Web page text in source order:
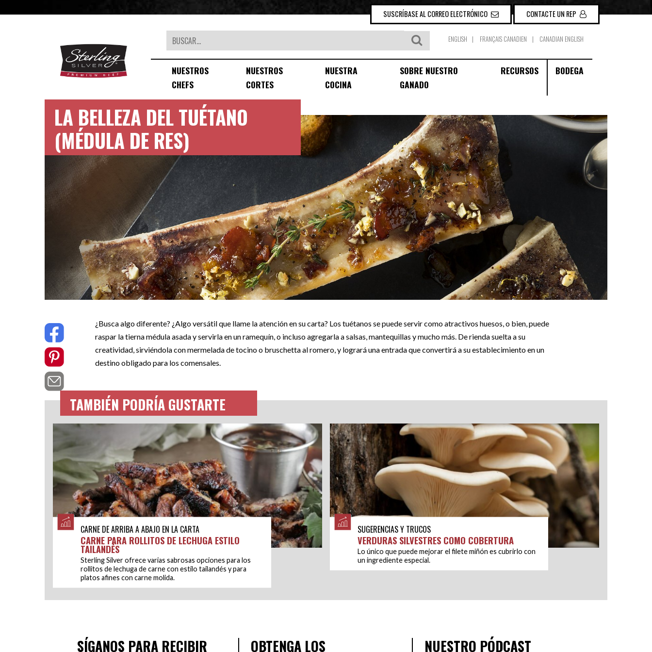
SUSCRÍBASE AL CORREO ELECTRÓNICO CONTACTE UN REP
Buscar ENGLISH FRANÇAIS CANADIEN CANADIAN ENGLISH
NUESTROS
CHEFS
NUESTROS
CORTES
NUESTRA
COCINA
SOBRE NUESTRO
GANADO
RECURSOS BODEGA
LA BELLEZA DEL TUÉTANO
(MÉDULA DE RES)
¿Busca algo diferente? ¿Algo versátil que llame la atención en su carta? Los tuétanos se puede servir como atractivos huesos, o bien, puede
raspar la tierna médula asada y servirla en un ramequín, o incluso agregarla a salsas, mantequillas y mucho más. De rienda suelta a su
creatividad, sirviéndola con mermelada de tocino o bruschetta al romero, y logrará una entrada que convertirá a su establecimiento en un
destino obligado para los comensales.
TAMBIÉN PODRÍA GUSTARTE
CARNE DE ARRIBA A ABAJO EN LA CARTA
CARNE PARA ROLLITOS DE LECHUGA ESTILO
TAILANDÉS
Sterling Silver ofrece varias sabrosas opciones para los
rollitos de lechuga de carne con estilo tailandés y para
platos afines con carne molida.
SUGERENCIAS Y TRUCOS
VERDURAS SILVESTRES COMO COBERTURA
Lo único que puede mejorar el filete miñón es cubrirlo con
un ingrediente especial.
SÍGANOS PARA RECIBIR OBTENGA LOS NUESTRO PÓDCAST